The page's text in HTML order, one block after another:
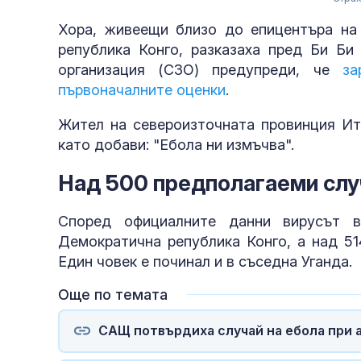
Хора, живеещи близо до епицентъра
република Конго, разказаха пред Би
организация (СЗО) предупреди, че
първоначалните оценки.
Жител на североизточната провинция
като добави: "Ебола ни измъчва".
Над 500 предполагаеми
Според официалните данни
Демократична република Конго, а над
Един човек е починал и в съседна Уганда.
Още по темата
САЩ потвърдиха случай на ебола при